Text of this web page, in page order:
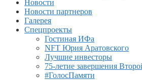
Новости
Новости партнеров
Галерея
Спецпроекты
Гостиная ИФа
NFT Юрия Аратовского
Лучшие инвесторы
75-летие завершения
#ГолосПамяти